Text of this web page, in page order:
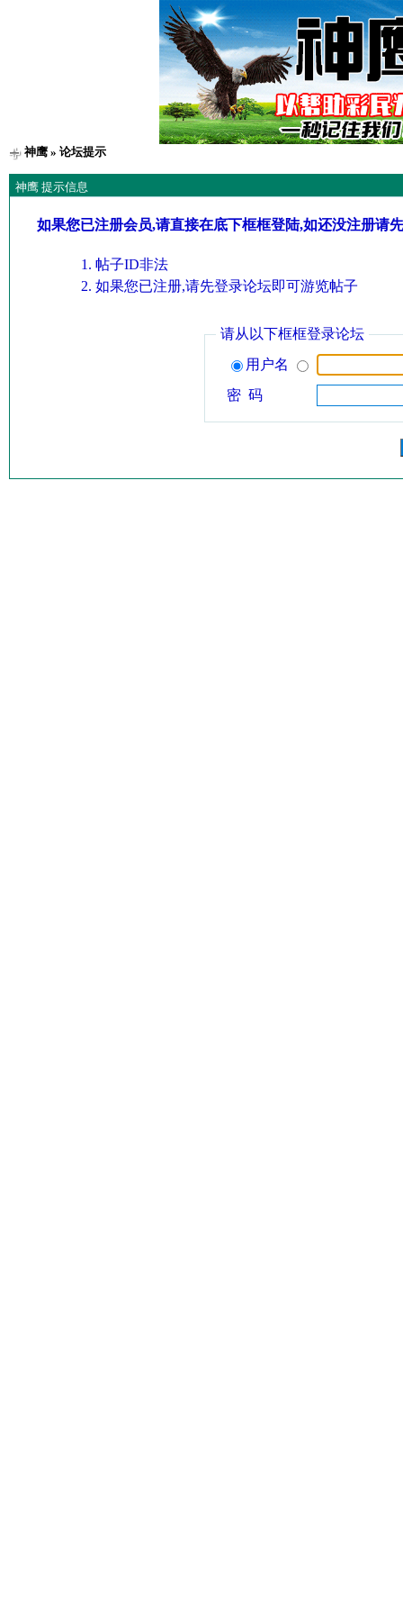
神鹰» 论坛提示
神鹰 提示信息
如果您已注册会员,请直接在底下框框登陆,如还没注册请
帖子ID非法
如果您已注册,请先登录论坛即可游览帖子
请从以下框框登录论坛
用户名
密 码